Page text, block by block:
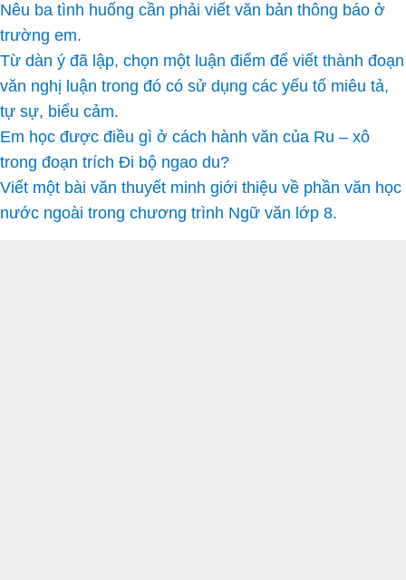
Nêu ba tình huống cần phải viết văn bản thông báo ở
trường em.
Từ dàn ý đã lập, chọn một luận điểm để viết thành đoạn
văn nghị luận trong đó có sử dụng các yếu tố miêu tả,
tự sự, biểu cảm.
Em học được điều gì ở cách hành văn của Ru – xô
trong đoạn trích Đi bộ ngao du?
Viết một bài văn thuyết minh giới thiệu về phần văn học
nước ngoài trong chương trình Ngữ văn lớp 8.